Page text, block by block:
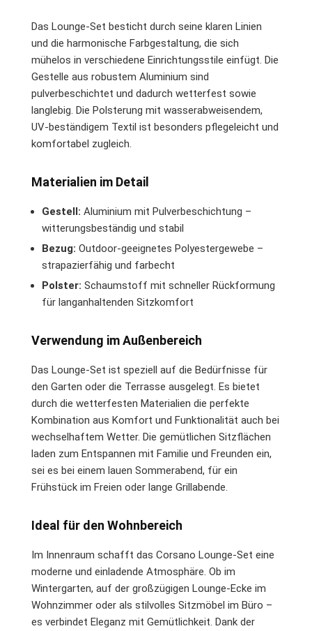
Das Lounge-Set besticht durch seine klaren Linien
und die harmonische Farbgestaltung, die sich
mühelos in verschiedene Einrichtungsstile einfügt. Die
Gestelle aus robustem Aluminium sind
pulverbeschichtet und dadurch wetterfest sowie
langlebig. Die Polsterung mit wasserabweisendem,
UV-beständigem Textil ist besonders pflegeleicht und
komfortabel zugleich.
Materialien im Detail
Gestell: Aluminium mit Pulverbeschichtung –
witterungsbeständig und stabil
Bezug: Outdoor-geeignetes Polyestergewebe –
strapazierfähig und farbecht
Polster: Schaumstoff mit schneller Rückformung
für langanhaltenden Sitzkomfort
Verwendung im Außenbereich
Das Lounge-Set ist speziell auf die Bedürfnisse für
den Garten oder die Terrasse ausgelegt. Es bietet
durch die wetterfesten Materialien die perfekte
Kombination aus Komfort und Funktionalität auch bei
wechselhaftem Wetter. Die gemütlichen Sitzflächen
laden zum Entspannen mit Familie und Freunden ein,
sei es bei einem lauen Sommerabend, für ein
Frühstück im Freien oder lange Grillabende.
Ideal für den Wohnbereich
Im Innenraum schafft das Corsano Lounge-Set eine
moderne und einladende Atmosphäre. Ob im
Wintergarten, auf der großzügigen Lounge-Ecke im
Wohnzimmer oder als stilvolles Sitzmöbel im Büro –
es verbindet Eleganz mit Gemütlichkeit. Dank der